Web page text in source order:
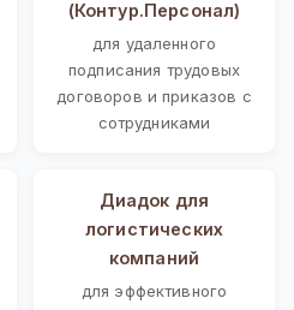
(Контур.Персонал)
для удаленного
подписания трудовых
договоров и приказов с
сотрудниками
Диадок для
логистических
компаний
для эффективного